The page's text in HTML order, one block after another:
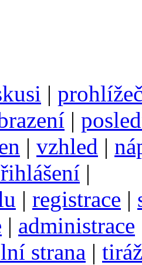
|
|
| vzhled |
|
| registrace |
| administrace
strana | tiráž